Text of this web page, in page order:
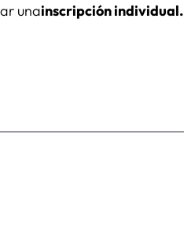
unainscripción individual.